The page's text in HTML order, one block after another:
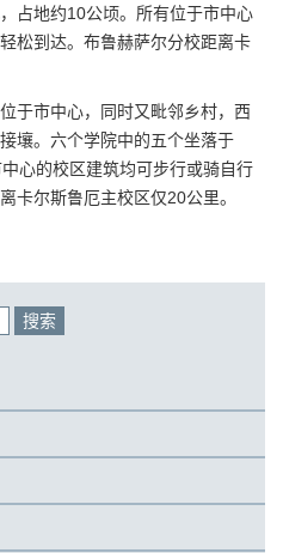
占地约10公顷。所有位于市中心
松到达。布鲁赫萨尔分校距离卡
于市中心，同时又毗邻乡村，西
壤。六个学院中的五个坐落于
心的校区建筑均可步行或骑自行
卡尔斯鲁厄主校区仅20公里。